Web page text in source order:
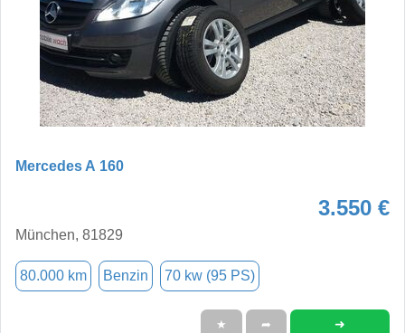
Mercedes A 160
3.550 €
München, 81829
80.000 km Benzin 70 kw (95 PS)
★ ➦ ➜